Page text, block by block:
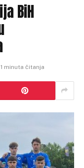
BiH
1 minuta čitanja